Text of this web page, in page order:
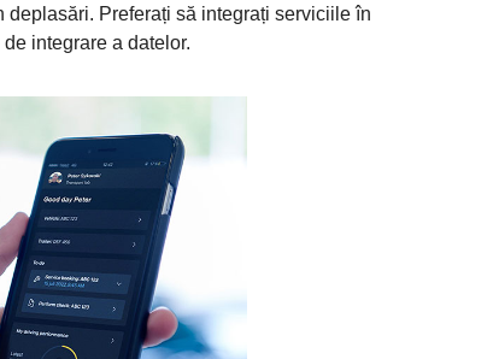
Preferați să integrați serviciile în
integrare a datelor.